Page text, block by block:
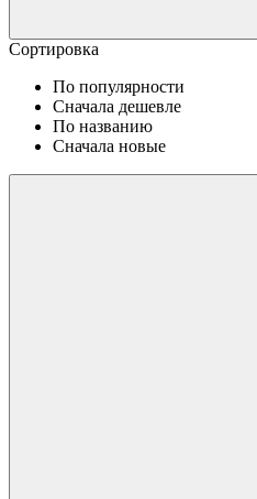
Сортировка
По популярности
Сначала дешевле
По названию
Сначала новые